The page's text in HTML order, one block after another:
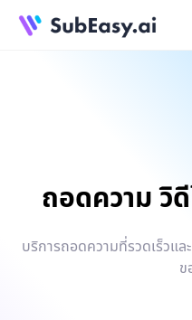
ถอดความ วิ
บริการถอดความที่รวดเร็วแ